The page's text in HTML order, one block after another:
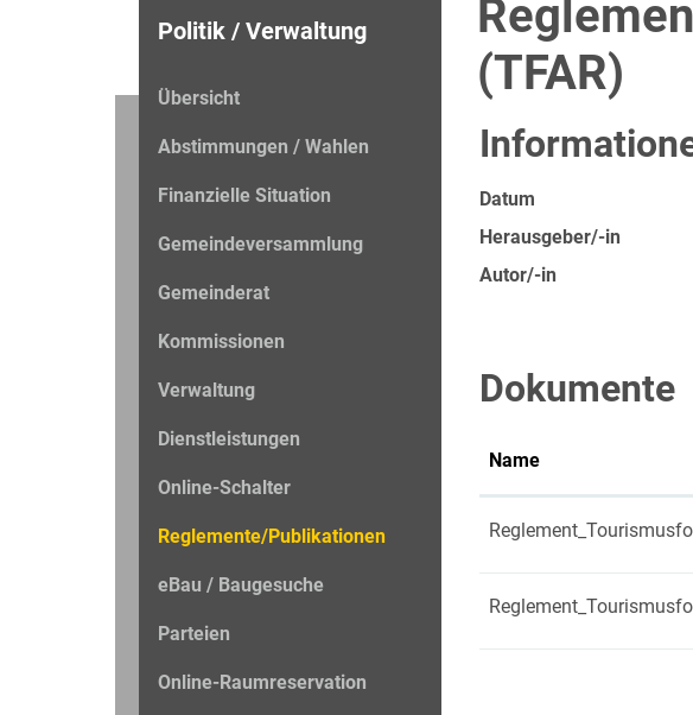
Politik / Verwaltung
Übersicht
Abstimmungen / Wahlen
Finanzielle Situation
Gemeindeversammlung
Gemeinderat
Kommissionen
Verwaltung
Dienstleistungen
Online-Schalter
Reglemente/Publikationen
(ausgewählt)
eBau / Baugesuche
Parteien
Online-Raumreservation
(TFAR)
Datum
Herausgeber/-in
Autor/-in
Dokumente
Name